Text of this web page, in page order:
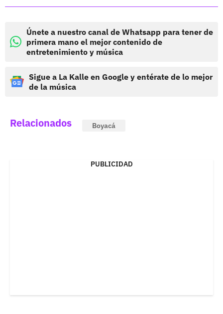
Únete a nuestro canal de Whatsapp para tener de
primera mano el mejor contenido de
entretenimiento y música
Sigue a La Kalle en Google y entérate de lo mejor
de la música
Relacionados Boyacá
PUBLICIDAD